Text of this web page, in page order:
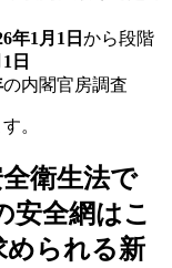
年1月1日 から段階
日
の内閣官房調査
。
全衛生法で
安全網はこ
られる新